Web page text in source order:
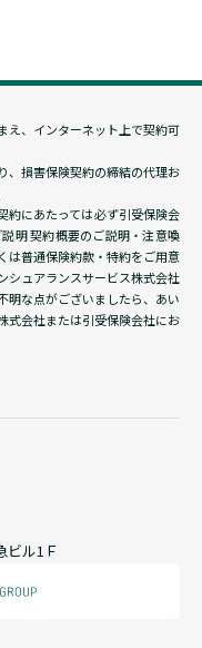
え、インターネット上で契約可
、損害保険契約の締結の代理お
約にあたっては必ず引受保険会
明 契約概要のご説明・注意喚
は普通保険約款・特約をご用意
シュアランスサービス株式会社
明な点がございましたら、あい
式会社または引受保険会社にお
ル1Ｆ